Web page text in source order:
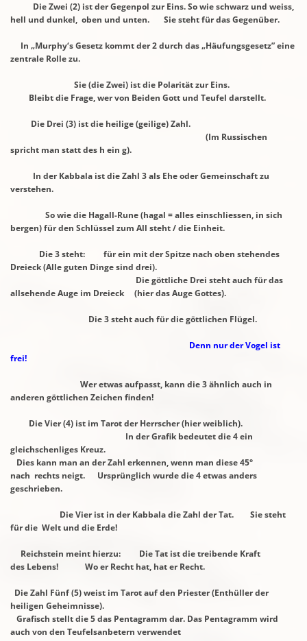
Die Zwei (2) ist der Gegenpol zur Eins. So wie schwarz und weiss,
hell und dunkel, oben und unten. Sie steht für das Gegenüber.
In „Murphy‘s Gesetz kommt der 2 durch das „Häufungsgesetz” eine
zentrale Rolle zu.
Sie (die Zwei) ist die Polarität zur Eins.
Bleibt die Frage, wer von Beiden Gott und Teufel darstellt.
Die Drei (3) ist die heilige (geilige) Zahl.
(Im Russischen
spricht man statt des h ein g).
In der Kabbala ist die Zahl 3 als Ehe oder Gemeinschaft zu
verstehen.
So wie die Hagall-Rune (hagal = alles einschliessen, in sich
bergen)für den Schlüssel zum All steht / die Einheit.
Die 3 steht: für ein mit der Spitze nach oben stehendes
Dreieck(Alle guten Dinge sind drei).
Die göttliche Drei steht auch für das
allsehende Auge im Dreieck (hier das Auge Gottes).
Die 3 steht auch für die göttlichen Flügel.
Denn nur der Vogel ist
frei!
Wer etwas aufpasst, kann die 3 ähnlich auch in
anderen göttlichen Zeichen finden!
Die Vier (4) ist im Tarot der Herrscher (hier weiblich).
In der Grafik bedeutet die 4 ein
gleichschenliges Kreuz.
Dies kann man an der Zahl erkennen, wenn man diese 45°
nach rechts neigt. Ursprünglich wurdedie 4 etwas anders
geschrieben.
Die Vier ist in der Kabbala die Zahl der Tat. Sie steht
für die Welt und die Erde!
Reichstein meint hierzu: Die Tat ist die treibende Kraft
des Lebens! Wo er Recht hat, hat er Recht.
Die Zahl Fünf (5) weist im Tarot auf den Priester (Enthüller der
heiligen Geheimnisse).
Grafisch stellt die 5 das Pentagramm dar. Das Pentagramm wird
auch von den Teufelsanbetern verwendet